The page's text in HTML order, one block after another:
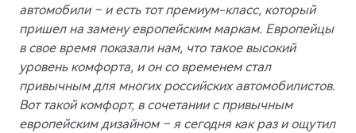
автомобили – и есть тот премиум-класс, который
пришел на замену европейским маркам. Европейцы
в свое время показали нам, что такое высокий
уровень комфорта, и он со временем стал
привычным для многих российских автомобилистов.
Вот такой комфорт, в сочетании с привычным
европейским дизайном – я сегодня как раз и ощутил